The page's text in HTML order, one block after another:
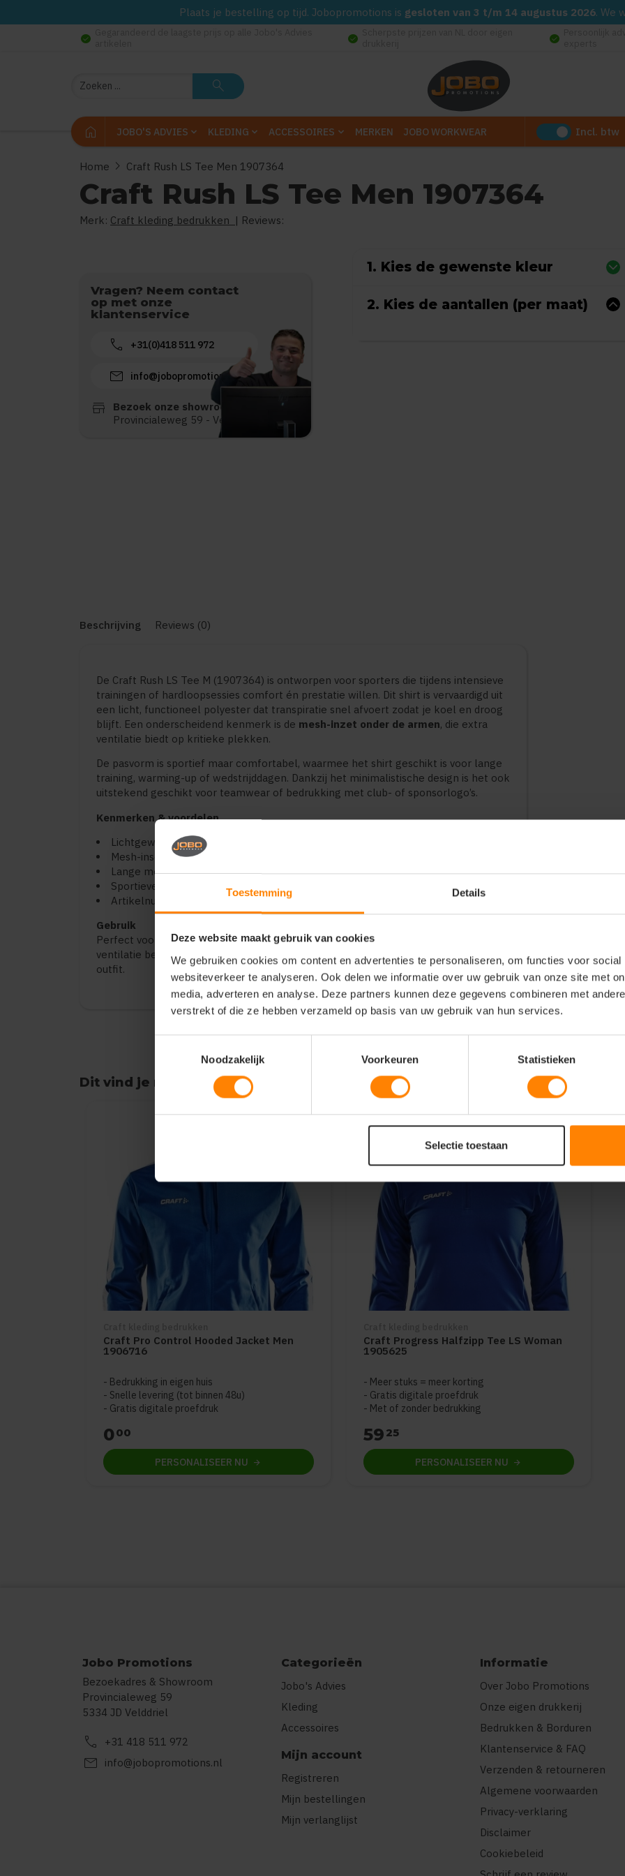
Toestemming Details
Deze website maakt gebruik van cookies
We gebruiken cookies om content en advertenties te personaliseren, om functies voor
websiteverkeer te analyseren. Ook delen we informatie over uw gebruik van onze site met
media, adverteren en analyse. Deze partners kunnen deze gegevens combineren met
verstrekt of die ze hebben verzameld op basis van uw gebruik van hun services.
Noodzakelijk
Voorkeuren Statistieken
Selectie toestaan
Plaats je bestelling op tijd. Jobopromotions is gesloten van 3 t/m 14 augustus 2026. We
check_circle check_circle check_circle
Zoeken search
home JOBO'S ADVIES KLEDING ACCESSOIRES MERKEN JOBO WORKWEAR Incl. btw
Home chevron_right Craft Rush LS Tee Men 1907364
Craft Rush LS Tee Men 1907364
Merk: Craft kleding bedrukken | Reviews:
Vragen? Neem contact
op met onze
klantenservice
call +31(0)418 511 972
mail info@jobopromotions.nl
store
Bezoek onze showroom:
Provincialeweg 59 - Velddriel
1. Kies de gewenste kleur
2. Kies de aantallen (per maat)
Beschrijving Reviews (0)
De Craft Rush LS Tee M (1907364) is ontworpen voor sporters die tijdens intensieve
trainingen of hardloopsessies comfort én prestatie willen. Dit shirt is vervaardigd uit
een licht, functioneel polyester dat transpiratie snel afvoert zodat je koel en droog
blijft. Een onderscheidend kenmerk is de mesh-inzet onder de armen, die extra
ventilatie biedt op kritieke plekken.
De pasvorm is sportief maar comfortabel, waarmee het shirt geschikt is voor lange
training, warming-up of wedstrijddagen. Dankzij het minimalistische design is het ook
uitstekend geschikt voor teamwear of bedrukking met club- of sponsorlogo’s.
Kenmerken & voordelen
Lichtgewicht polyester met sterke vochtafvoer.
Mesh-inserts onder de oksels voor betere ventilatie.
Lange mouwen voor extra dekking en comfort.
Sportieve pasvorm, ideaal voor training of hardlopen.
Artikelnummer: 1907364.
Gebruik
Perfect voor hardlopen, training of teamsporten waar ademend vermogen en
ventilatie belangrijk zijn. Combineer met een sportshort of tight voor een complete
outfit.
Dit vind je misschien ook leuk
Craft Pro Control Hooded Jacket Men
1906716
Bedrukking in eigen huis
Snelle levering (tot binnen 48u)
Gratis digitale proefdruk
000
PERSONALISEER NU
Craft Progress Halfzipp Tee LS Woman
1905625
Meer stuks = meer korting
Gratis digitale proefdruk
Met of zonder bedrukking
59 25
PERSONALISEER NU
Jobo Promotions
Bezoekadres & Showroom
Provincialeweg 59
5334 JD Velddriel
call +31 418 511 972
mail info@jobopromotions.nl
Categorieën
Jobo's Advies
Kleding
Accessoires
Mijn account
Registreren
Mijn bestellingen
Mijn verlanglijst
Informatie
Over Jobo Promotions
Onze eigen drukkerij
Bedrukken & Borduren
Klantenservice & FAQ
Verzenden & retourneren
Algemene voorwaarden
Privacy-verklaring
Disclaimer
Cookiebeleid